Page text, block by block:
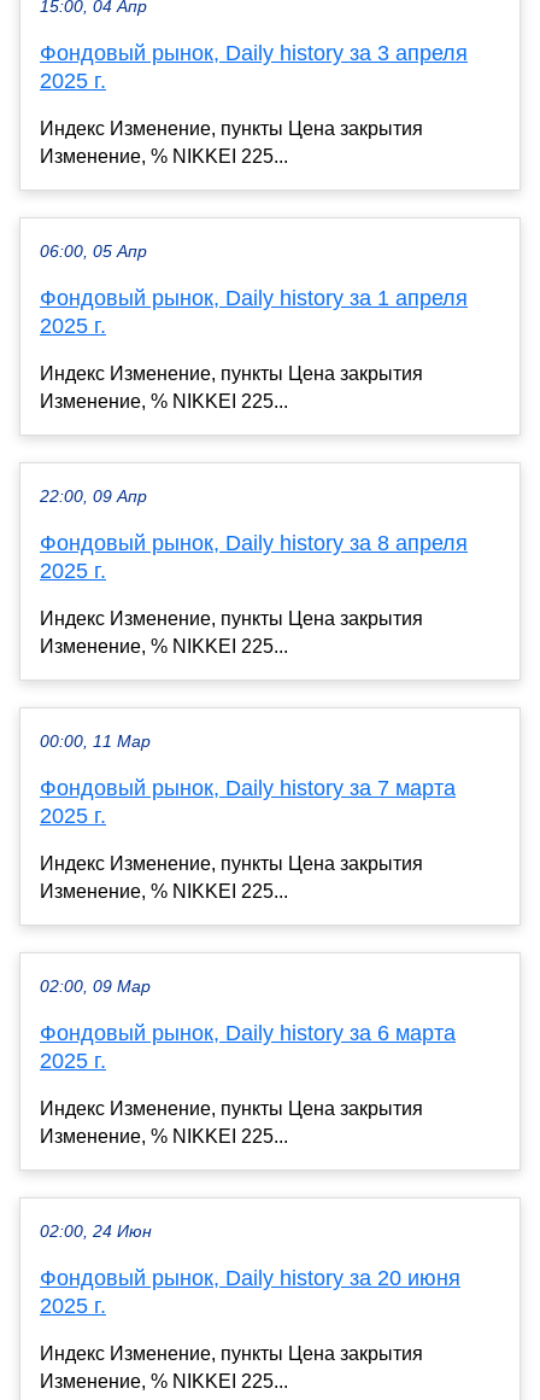
15:00, 04 Апр
Фондовый рынок, Daily history за 3 апреля
2025 г.
Индекс Изменение, пункты Цена закрытия
Изменение, % NIKKEI 225...
06:00, 05 Апр
Фондовый рынок, Daily history за 1 апреля
2025 г.
Индекс Изменение, пункты Цена закрытия
Изменение, % NIKKEI 225...
22:00, 09 Апр
Фондовый рынок, Daily history за 8 апреля
2025 г.
Индекс Изменение, пункты Цена закрытия
Изменение, % NIKKEI 225...
00:00, 11 Мар
Фондовый рынок, Daily history за 7 марта
2025 г.
Индекс Изменение, пункты Цена закрытия
Изменение, % NIKKEI 225...
02:00, 09 Мар
Фондовый рынок, Daily history за 6 марта
2025 г.
Индекс Изменение, пункты Цена закрытия
Изменение, % NIKKEI 225...
02:00, 24 Июн
Фондовый рынок, Daily history за 20 июня
2025 г.
Индекс Изменение, пункты Цена закрытия
Изменение, % NIKKEI 225...